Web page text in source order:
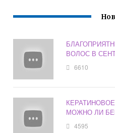
ВОЛОС В
6610
МОЖНО ЛИ
4595